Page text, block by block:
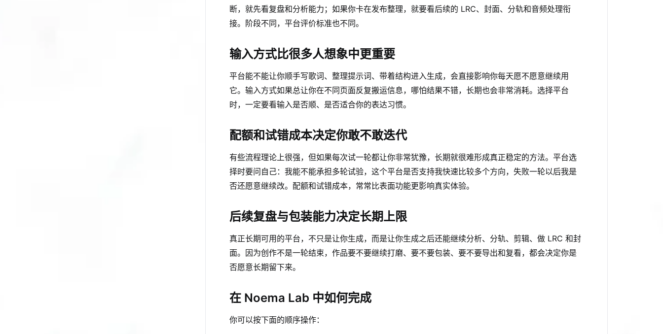
断，就先看复盘和分析能力；如果你卡在发布整理，就要看后续的 LRC、封面、分轨和音频处理衔
接。阶段不同，平台评价标准也不同。
输入方式比很多人想象中更重要
平台能不能让你顺手写歌词、整理提示词、带着结构进入生成，会直接影响你每天愿不愿意继续用
它。输入方式如果总让你在不同页面反复搬运信息，哪怕结果不错，长期也会非常消耗。选择平台
时，一定要看输入是否顺、是否适合你的表达习惯。
配额和试错成本决定你敢不敢迭代
有些流程理论上很强，但如果每次试一轮都让你非常犹豫，长期就很难形成真正稳定的方法。平台选
择时要问自己：我能不能承担多轮试验，这个平台是否支持我快速比较多个方向，失败一轮以后我是
否还愿意继续改。配额和试错成本，常常比表面功能更影响真实体验。
后续复盘与包装能力决定长期上限
真正长期可用的平台，不只是让你生成，而是让你生成之后还能继续分析、分轨、剪辑、做 LRC 和封
面。因为创作不是一轮结束，作品要不要继续打磨、要不要包装、要不要导出和复看，都会决定你是
否愿意长期留下来。
在 Noema Lab 中如何完成
你可以按下面的顺序操作：